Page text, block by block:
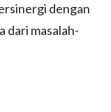
dengan
dari masalah-